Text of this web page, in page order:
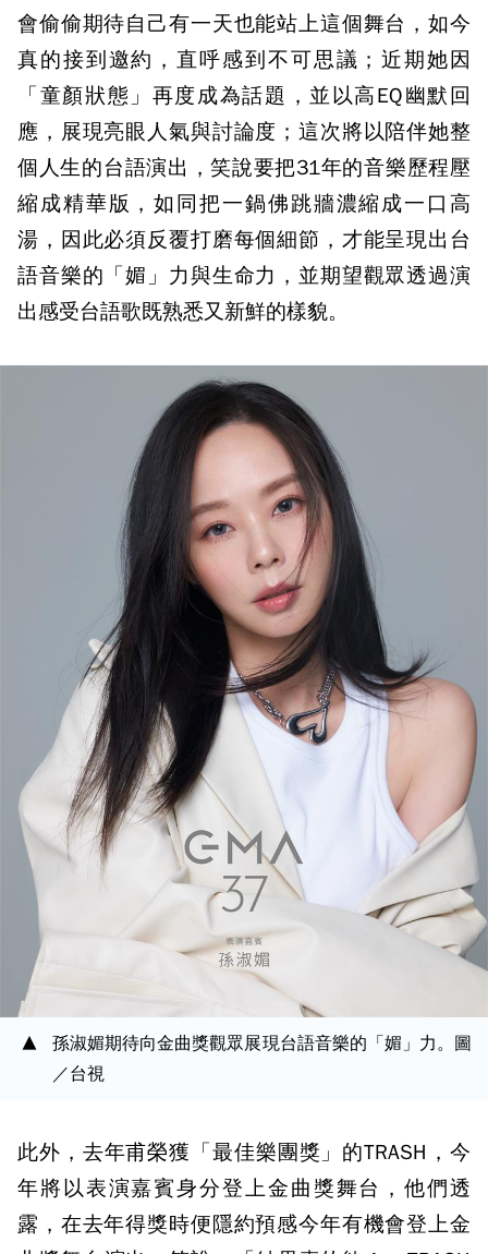
會偷偷期待自己有一天也能站上這個舞台，如今
真的接到邀約，直呼感到不可思議；近期她因
「童顏狀態」再度成為話題，並以高EQ幽默回
應，展現亮眼人氣與討論度；這次將以陪伴她整
個人生的台語演出，笑說要把31年的音樂歷程壓
縮成精華版，如同把一鍋佛跳牆濃縮成一口高
湯，因此必須反覆打磨每個細節，才能呈現出台
語音樂的「媚」力與生命力，並期望觀眾透過演
出感受台語歌既熟悉又新鮮的樣貌。
孫淑媚期待向金曲獎觀眾展現台語音樂的「媚」力。圖
／台視
此外，去年甫榮獲「最佳樂團獎」的TRASH，今
年將以表演嘉賓身分登上金曲獎舞台，他們透
露，在去年得獎時便隱約預感今年有機會登上金